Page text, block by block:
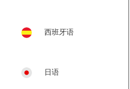
西班牙语
日语